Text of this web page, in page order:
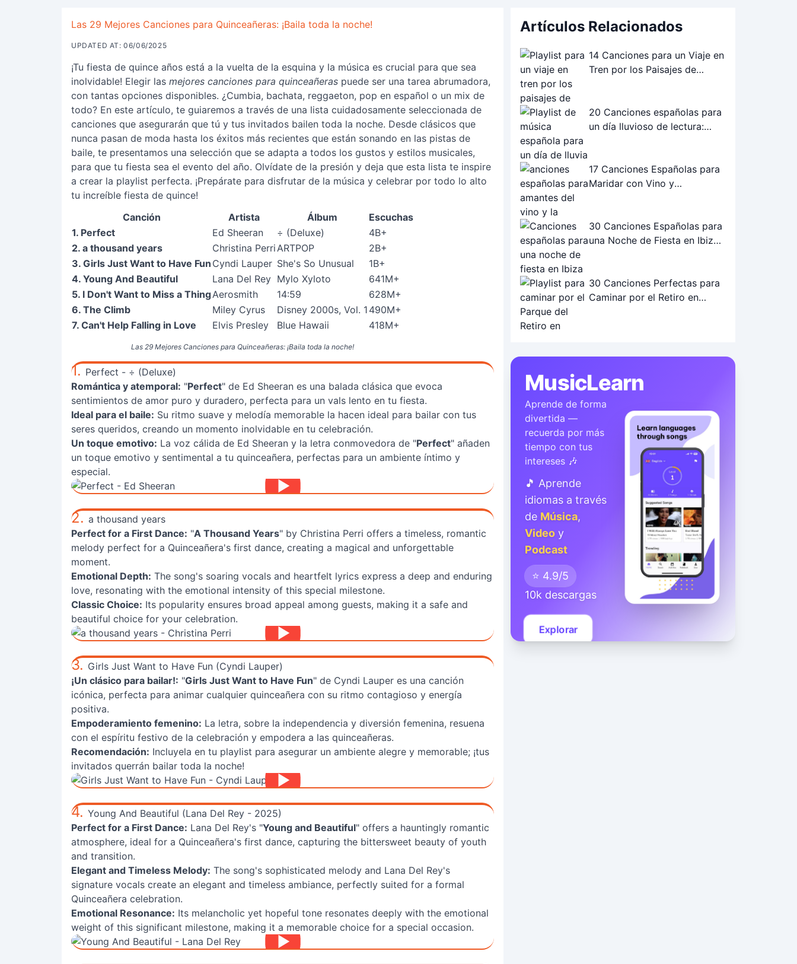
Las 29 Mejores Canciones para Quinceañeras: ¡Baila toda la noche!
UPDATED AT: 06/06/2025
¡Tu fiesta de quince años está a la vuelta de la esquina y la música es crucial para que sea
inolvidable! Elegir las mejores canciones para quinceañeras puede ser una tarea abrumadora,
con tantas opciones disponibles. ¿Cumbia, bachata, reggaeton, pop en español o un mix de
todo? En este artículo, te guiaremos a través de una lista cuidadosamente seleccionada de
canciones que asegurarán que tú y tus invitados bailen toda la noche. Desde clásicos que
nunca pasan de moda hasta los éxitos más recientes que están sonando en las pistas de
baile, te presentamos una selección que se adapta a todos los gustos y estilos musicales,
para que tu fiesta sea el evento del año. Olvídate de la presión y deja que esta lista te inspire
a crear la playlist perfecta. ¡Prepárate para disfrutar de la música y celebrar por todo lo alto
tu increíble fiesta de quince!
Las 29 Mejores Canciones para Quinceañeras: ¡Baila toda la noche!
Canción Artista Álbum
Escuchas
1. Perfect
Ed Sheeran ÷ (Deluxe)
4B+
2. a thousand years
Christina PerriARTPOP
2B+
3. Girls Just Want to Have Fun Cyndi Lauper She's So Unusual
1B+
4. Young And Beautiful
Lana Del Rey Mylo Xyloto
641M+
5. I Don't Want to Miss a ThingAerosmith 14:59
628M+
6. The Climb
Miley Cyrus Disney 2000s, Vol. 1 490M+
7. Can't Help Falling in Love
Elvis Presley Blue Hawaii 418M+
1. Perfect - ÷ (Deluxe)
Romántica y atemporal: "Perfect" de Ed Sheeran es una balada clásica que evoca
sentimientos de amor puro y duradero, perfecta para un vals lento en tu fiesta.
Ideal para el baile: Su ritmo suave y melodía memorable la hacen ideal para bailar con tus
seres queridos, creando un momento inolvidable en tu celebración.
Un toque emotivo: La voz cálida de Ed Sheeran y la letra conmovedora de "Perfect" añaden
un toque emotivo y sentimental a tu quinceañera, perfectas para un ambiente íntimo y
especial.
2. a thousand years
Perfect for a First Dance: "A Thousand Years" by Christina Perri offers a timeless, romantic
melody perfect for a Quinceañera's first dance, creating a magical and unforgettable
moment.
Emotional Depth: The song's soaring vocals and heartfelt lyrics express a deep and enduring
love, resonating with the emotional intensity of this special milestone.
Classic Choice: Its popularity ensures broad appeal among guests, making it a safe and
beautiful choice for your celebration.
3. Girls Just Want to Have Fun (Cyndi Lauper)
¡Un clásico para bailar!: "Girls Just Want to Have Fun" de Cyndi Lauper es una canción
icónica, perfecta para animar cualquier quinceañera con su ritmo contagioso y energía
positiva.
Empoderamiento femenino: La letra, sobre la independencia y diversión femenina, resuena
con el espíritu festivo de la celebración y empodera a las quinceañeras.
Recomendación: Incluyela en tu playlist para asegurar un ambiente alegre y memorable; ¡tus
invitados querrán bailar toda la noche!
4. Young And Beautiful (Lana Del Rey - 2025)
Perfect for a First Dance: Lana Del Rey's "Young and Beautiful" offers a hauntingly romantic
atmosphere, ideal for a Quinceañera's first dance, capturing the bittersweet beauty of youth
and transition.
Elegant and Timeless Melody: The song's sophisticated melody and Lana Del Rey's
signature vocals create an elegant and timeless ambiance, perfectly suited for a formal
Quinceañera celebration.
Emotional Resonance: Its melancholic yet hopeful tone resonates deeply with the emotional
weight of this significant milestone, making it a memorable choice for a special occasion.
Artículos Relacionados
14 Canciones para un Viaje en
Tren por los Paisajes de
20 Canciones españolas para
un día lluvioso de lectura:
17 Canciones Españolas para
Maridar con Vino y
30 Canciones Españolas para
una Noche de Fiesta en Ibiza:
30 Canciones Perfectas para
Caminar por el Retiro en
MusicLearn
Aprende de forma
divertida —
recuerda por más
tiempo con tus
intereses 🎶
🎵 Aprende
idiomas a través
de Música,
Video y
Podcast
⭐ 4.9/5
10k descargas
Explorar